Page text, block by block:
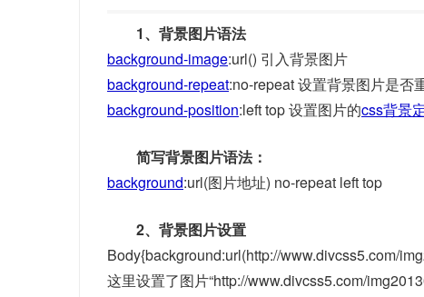
1、背景图片语法
background-image:url() 引入背景图片
background-repeat:no-repeat 设置背景图片是否
background-position:left top 设置图片的css背景
简写背景图片语法：
background:url(图片地址) no-repeat left top
2、背景图片设置
Body{background:url(http://www.divcss5.com/
这里设置了图片“http://www.divcss5.com/